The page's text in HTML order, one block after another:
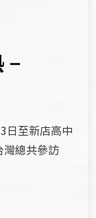
–
日至新店高中
灣總共參訪